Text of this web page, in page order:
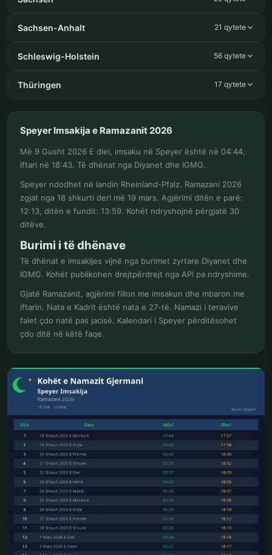
Sachsen-Anhalt 21 qytete
Schleswig-Holstein 56 qytete
Thüringen 17 qytete
Speyer Imsakija e Ramazanit 2026
Më 9 Gusht 2026 E diel, imsaku në Speyer është në 04:44,
iftari në 18:43. Të dhënat nga Diyanet dhe IGMG.
Speyer ndodhet në landin Rheinland-Pfalz. Ramazani 2026
zgjat nga 18 shkurti deri më 19 mars. Agjërimi ditën e parë:
12:13, ditën e fundit: 13:59. Kohët ndryshojnë përgjatë 30
ditëve.
Burimi i të dhënave
Të dhënat e imsakijes vijnë nga burimet zyrtare Diyanet dhe
IGMG. Kohët publikohen drejtpërdrejt nga API pa ndryshime.
Gjatë Ramazanit, agjërimi fillon me imsakun dhe mbaron me
iftarin. Nata e Kadrit është nata e 27-të. Namazi i teravive
falet çdo natë pas jacisë. Kalendari i Speyer përditësohet
çdo ditë në këtë faqe.